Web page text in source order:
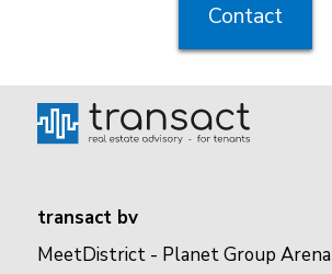
Contact
transact bv
MeetDistrict - Planet Group Arena